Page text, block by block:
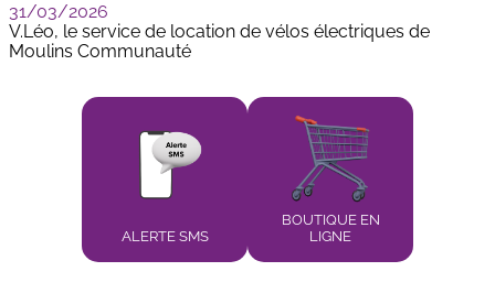
31/03/2026
V.Léo, le service de location de vélos électriques de
Moulins Communauté
ALERTE SMS
BOUTIQUE EN
LIGNE